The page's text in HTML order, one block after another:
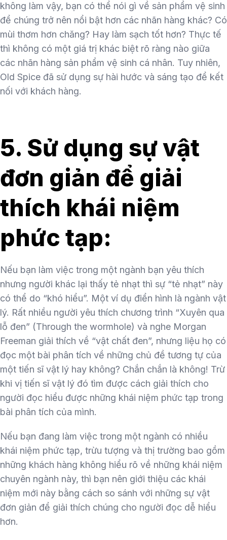
không làm vậy, bạn có thể nói gì về sản phẩm vệ sinh
để chúng trở nên nổi bật hơn các nhãn hàng khác? Có
mùi thơm hơn chăng? Hay làm sạch tốt hơn? Thực tế
thì không có một giá trị khác biệt rõ ràng nào giữa
các nhãn hàng sản phẩm vệ sinh cá nhân. Tuy nhiên,
Old Spice đã sử dụng sự hài hước và sáng tạo để kết
nối với khách hàng.
5. Sử dụng sự vật
đơn giản để giải
thích khái niệm
phức tạp:
Nếu bạn làm việc trong một ngành bạn yêu thích
nhưng người khác lại thấy tẻ nhạt thì sự “tẻ nhạt” này
có thể do “khó hiểu”. Một ví dụ điển hình là ngành vật
lý. Rất nhiều người yêu thích chương trình “Xuyên qua
lỗ đen” (Through the wormhole) và nghe Morgan
Freeman giải thích về “vật chất đen”, nhưng liệu họ có
đọc một bài phân tích về những chủ đề tương tự của
một tiến sĩ vật lý hay không? Chắn chắn là không! Trừ
khi vị tiến sĩ vật lý đó tìm được cách giải thích cho
người đọc hiểu được những khái niệm phức tạp trong
bài phân tích của mình.
Nếu bạn đang làm việc trong một ngành có nhiều
khái niệm phức tạp, trừu tượng và thị trường bao gồm
những khách hàng không hiểu rõ về những khái niệm
chuyên ngành này, thì bạn nên giới thiệu các khái
niệm mới này bằng cách so sánh với những sự vật
đơn giản để giải thích chúng cho người đọc dễ hiểu
hơn.